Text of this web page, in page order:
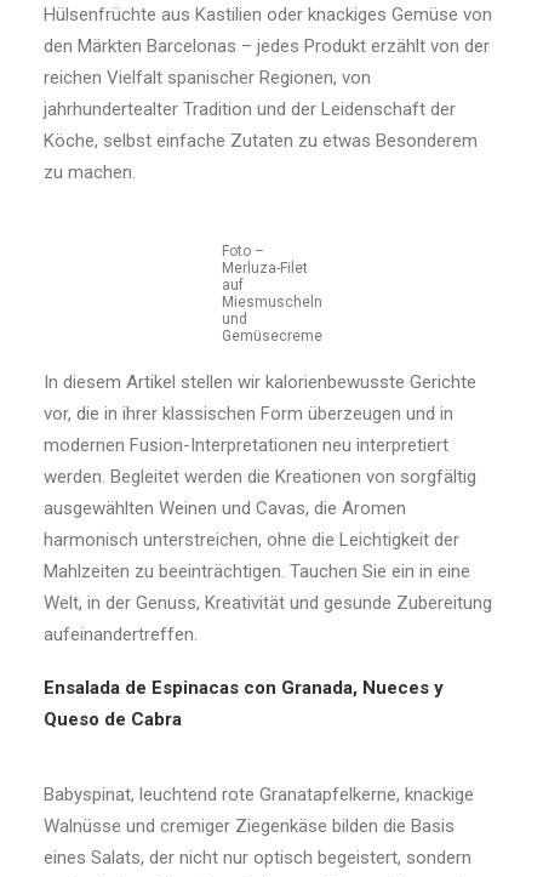
Hülsenfrüchte aus Kastilien oder knackiges Gemüse von
den Märkten Barcelonas – jedes Produkt erzählt von der
reichen Vielfalt spanischer Regionen, von
jahrhundertealter Tradition und der Leidenschaft der
Köche, selbst einfache Zutaten zu etwas Besonderem
zu machen.
Foto –
Merluza-Filet
auf
Miesmuscheln
und
Gemüsecreme
In diesem Artikel stellen wir kalorienbewusste Gerichte
vor, die in ihrer klassischen Form überzeugen und in
modernen Fusion-Interpretationen neu interpretiert
werden. Begleitet werden die Kreationen von sorgfältig
ausgewählten Weinen und Cavas, die Aromen
harmonisch unterstreichen, ohne die Leichtigkeit der
Mahlzeiten zu beeinträchtigen. Tauchen Sie ein in eine
Welt, in der Genuss, Kreativität und gesunde Zubereitung
aufeinandertreffen.
Ensalada de Espinacas con Granada, Nueces y
Queso de Cabra
Babyspinat, leuchtend rote Granatapfelkerne, knackige
Walnüsse und cremiger Ziegenkäse bilden die Basis
eines Salats, der nicht nur optisch begeistert, sondern